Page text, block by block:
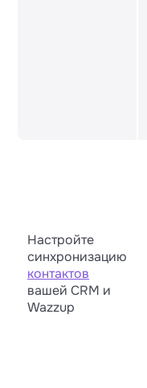
Настройте
синхронизацию
контактов
вашей CRM и
Wazzup